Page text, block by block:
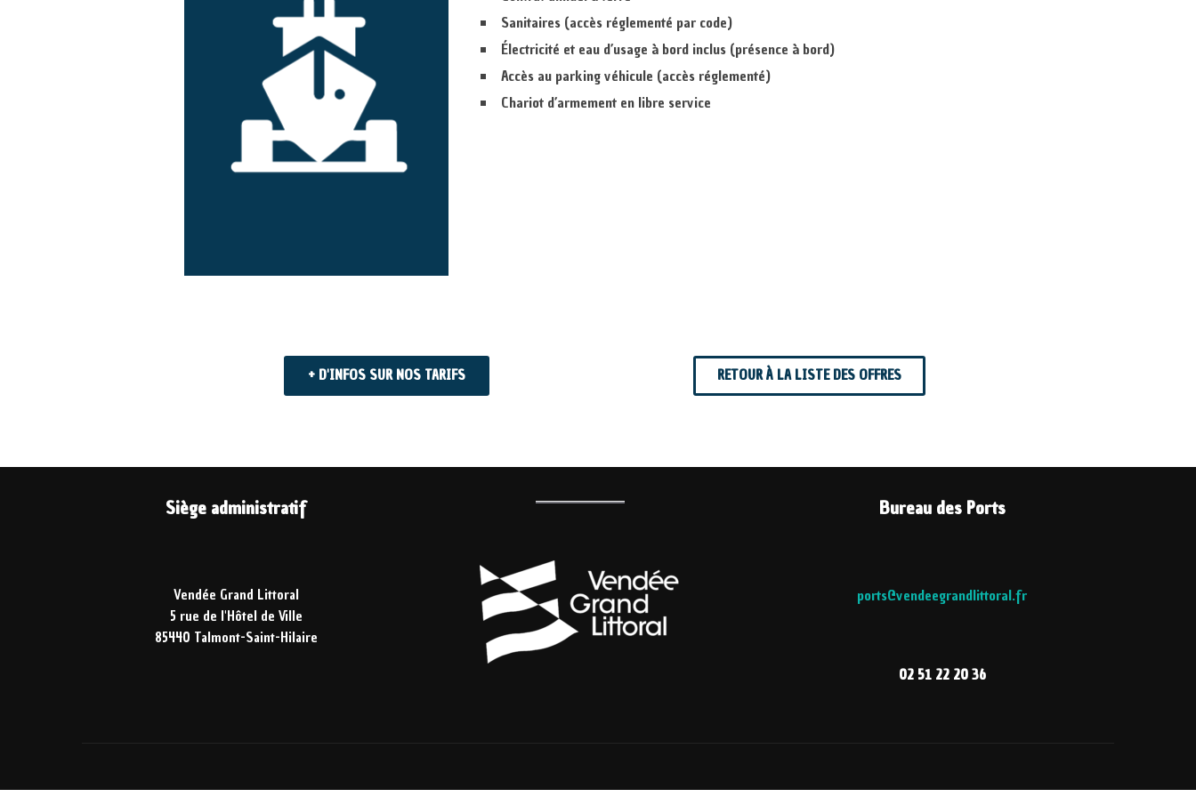
Sanitaires (accès réglementé par code)
Électricité et eau d’usage à bord inclus (présence à bord)
Accès au parking véhicule (accès réglementé)
Chariot d’armement en libre service
+ D'INFOS SUR NOS TARIFS RETOUR À LA LISTE DES OFFRES
Siège administratif
Vendée Grand Littoral
5 rue de l'Hôtel de Ville
85440 Talmont-Saint-Hilaire
Bureau des Ports
ports@vendeegrandlittoral.fr
02 51 22 20 36